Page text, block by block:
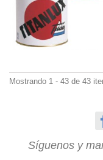
Mostrando 1 - 43 de 43
Síguenos y